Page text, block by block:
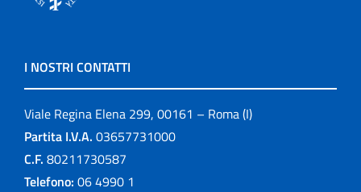
I NOSTRI CONTATTI
Viale Regina Elena 299, 00161 – Roma (I)
Partita I.V.A. 03657731000
C.F. 80211730587
Telefono: 06 4990 1